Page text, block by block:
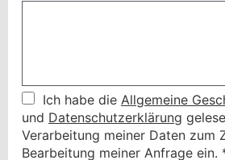
Ich habe die Allgemeine
und Datenschutzerklärung
Verarbeitung meiner Daten zum
Bearbeitung meiner Anfrage ein.